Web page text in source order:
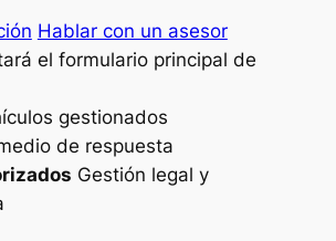
Hablar con un asesor
el formulario principal de
gestionados
de respuesta
Gestión legal y